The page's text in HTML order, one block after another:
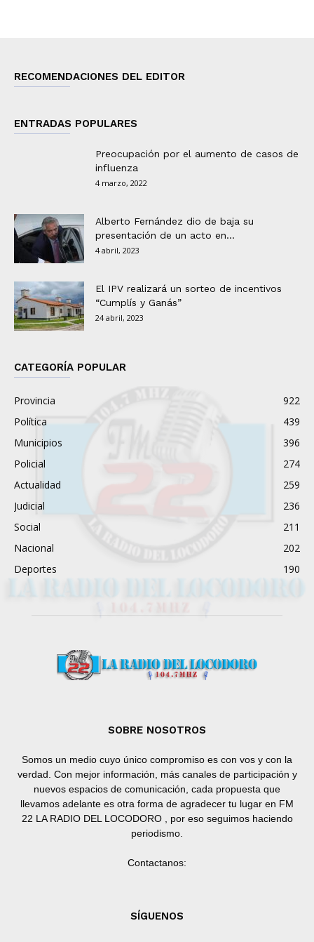
RECOMENDACIONES DEL EDITOR
ENTRADAS POPULARES
Preocupación por el aumento de casos de
influenza
4 marzo, 2022
Alberto Fernández dio de baja su
presentación de un acto en...
4 abril, 2023
El IPV realizará un sorteo de incentivos
“Cumplís y Ganás”
24 abril, 2023
CATEGORÍA POPULAR
Provincia
922
Política
439
Municipios
396
Policial
274
Actualidad
259
Judicial
236
Social
211
Nacional
202
Deportes
190
SOBRE NOSOTROS
Somos un medio cuyo único compromiso es con vos y con la
verdad. Con mejor información, más canales de participación y
nuevos espacios de comunicación, cada propuesta que
llevamos adelante es otra forma de agradecer tu lugar en FM
22 LA RADIO DEL LOCODORO , por eso seguimos haciendo
periodismo.
Contactanos:
SÍGUENOS